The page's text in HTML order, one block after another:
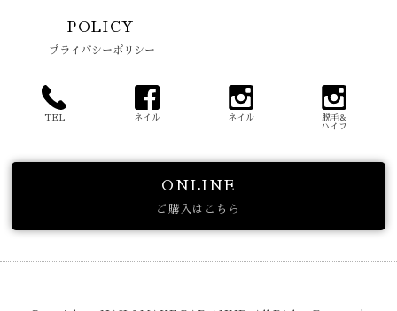
POLICY
プライバシーポリシー
TEL ネイル ネイル
脱毛&
ハイフ
ONLINE
ご購入はこちら